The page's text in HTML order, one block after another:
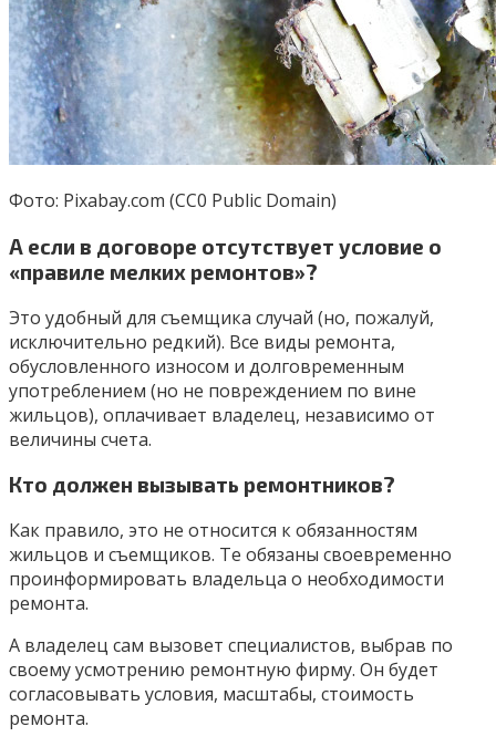
Фото: Pixabay.com (CC0 Public Domain)
А если в договоре отсутствует условие о
«правиле мелких ремонтов»?
Это удобный для съемщика случай (но, пожалуй,
исключительно редкий). Все виды ремонта,
обусловленного износом и долговременным
употреблением (но не повреждением по вине
жильцов), оплачивает владелец, независимо от
величины счета.
Кто должен вызывать ремонтников?
Как правило, это не относится к обязанностям
жильцов и съемщиков. Те обязаны своевременно
проинформировать владельца о необходимости
ремонта.
А владелец сам вызовет специалистов, выбрав по
своему усмотрению ремонтную фирму. Он будет
согласовывать условия, масштабы, стоимость
ремонта.